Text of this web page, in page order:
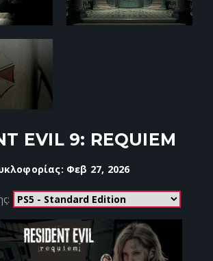
EVIL 9: REQUIEM
Φεβ 27, 2026